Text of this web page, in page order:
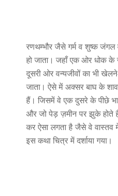
रणथम्भौर जैसे गर्म व शुष्क जंगल
हो जाता। जहाँ एक ओर धोक के
दूसरी ओर वन्यजीवों का भी
जाता। ऐसे में अक्सर बाघ के
हैं। जिसमें वे एक दुसरे के पीछे
और जो पेड़ ज़मीन पर झुके होते
कर ऐसा लगता है जैसे वे वास्तव
इस कथा चित्र में दर्शाया गया।